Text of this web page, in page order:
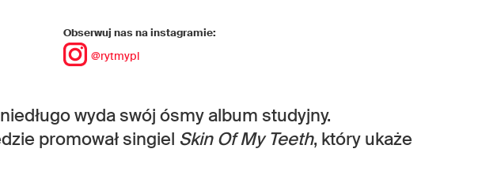
Obserwuj nas na instagramie:
@rytmypl
wyda swój ósmy album studyjny.
promował singiel Skin Of My Teeth, który ukaże